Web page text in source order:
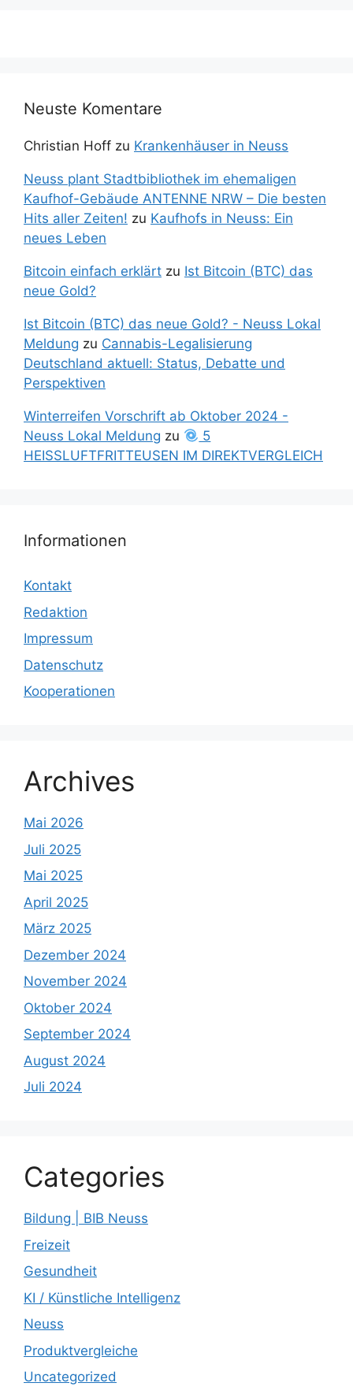
Neuste Komentare
Christian Hoff zu Krankenhäuser in Neuss
Neuss plant Stadtbibliothek im ehemaligen
Kaufhof-Gebäude ANTENNE NRW – Die besten
Hits aller Zeiten! zu Kaufhofs in Neuss: Ein
neues Leben
Bitcoin einfach erklärt zu Ist Bitcoin (BTC) das
neue Gold?
Ist Bitcoin (BTC) das neue Gold? - Neuss Lokal
Meldung zu Cannabis-Legalisierung
Deutschland aktuell: Status, Debatte und
Perspektiven
Winterreifen Vorschrift ab Oktober 2024 -
Neuss Lokal Meldung zu
5
HEISSLUFTFRITTEUSEN IM DIREKTVERGLEICH
Informationen
Kontakt
Redaktion
Impressum
Datenschutz
Kooperationen
Archives
Mai 2026
Juli 2025
Mai 2025
April 2025
März 2025
Dezember 2024
November 2024
Oktober 2024
September 2024
August 2024
Juli 2024
Categories
Bildung | BIB Neuss
Freizeit
Gesundheit
KI / Künstliche Intelligenz
Neuss
Produktvergleiche
Uncategorized